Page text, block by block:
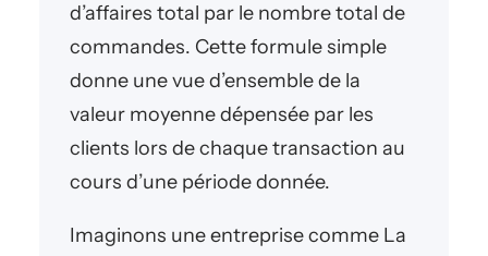
d’affaires total par le nombre total de
commandes. Cette formule simple
donne une vue d’ensemble de la
valeur moyenne dépensée par les
clients lors de chaque transaction au
cours d’une période donnée.
Imaginons une entreprise comme La